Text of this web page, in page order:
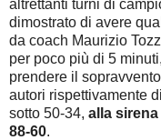
altrettanti turni di
dimostrato di avere
da coach Maurizio
per poco più di 5
prendere il
autori rispettivamente
sotto 50-34, alla
88-60.